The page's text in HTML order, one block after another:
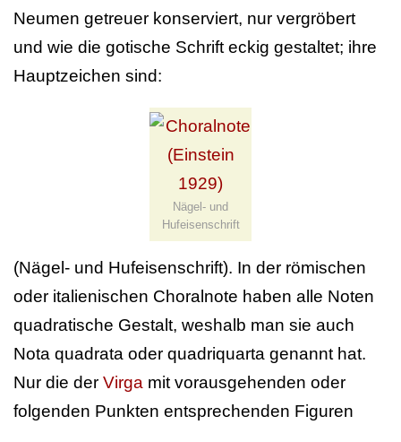
Neumen getreuer konserviert, nur vergröbert
und wie die gotische Schrift eckig gestaltet; ihre
Hauptzeichen sind:
Nägel- und
Hufeisenschrift
(Nägel- und Hufeisenschrift). In der römischen
oder italienischen Choralnote haben alle Noten
quadratische Gestalt, weshalb man sie auch
Nota quadrata oder quadriquarta genannt hat.
Nur die der Virga mit vorausgehenden oder
folgenden Punkten entsprechenden Figuren